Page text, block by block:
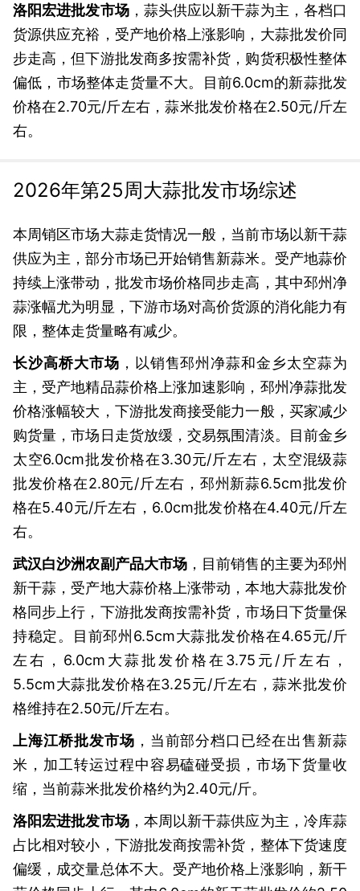
洛阳宏进批发市场，蒜头供应以新干蒜为主，各档口
货源供应充裕，受产地价格上涨影响，大蒜批发价同
步走高，但下游批发商多按需补货，购货积极性整体
偏低，市场整体走货量不大。目前6.0cm的新蒜批发
价格在2.70元/斤左右，蒜米批发价格在2.50元/斤左
右。
2026年第25周大蒜批发市场综述
本周销区市场大蒜走货情况一般，当前市场以新干蒜
供应为主，部分市场已开始销售新蒜米。受产地蒜价
持续上涨带动，批发市场价格同步走高，其中邳州净
蒜涨幅尤为明显，下游市场对高价货源的消化能力有
限，整体走货量略有减少。
长沙高桥大市场 ，以销售邳州净蒜和金乡太空蒜为
主，受产地精品蒜价格上涨加速影响，邳州净蒜批发
价格涨幅较大，下游批发商接受能力一般，买家减少
购货量，市场日走货放缓，交易氛围清淡。目前金乡
太空6.0cm批发价格在3.30元/斤左右，太空混级蒜
批发价格在2.80元/斤左右，邳州新蒜6.5cm批发价
格在5.40元/斤左右，6.0cm批发价格在4.40元/斤左
右。
武汉白沙洲农副产品大市场 ，目前销售的主要为邳州
新干蒜，受产地大蒜价格上涨带动，本地大蒜批发价
格同步上行，下游批发商按需补货，市场日下货量保
持稳定。目前邳州6.5cm大蒜批发价格在4.65元/斤
左右，6.0cm大蒜批发价格在3.75元/斤左右，
5.5cm大蒜批发价格在3.25元/斤左右，蒜米批发价
格维持在2.50元/斤左右。
上海江桥批发市场 ，当前部分档口已经在出售新蒜
米，加工转运过程中容易磕碰受损，市场下货量收
缩，当前蒜米批发价格约为2.40元/斤。
洛阳宏进批发市场，本周以新干蒜供应为主，冷库蒜
占比相对较小，下游批发商按需补货，整体下货速度
偏缓，成交量总体不大。受产地价格上涨影响，新干